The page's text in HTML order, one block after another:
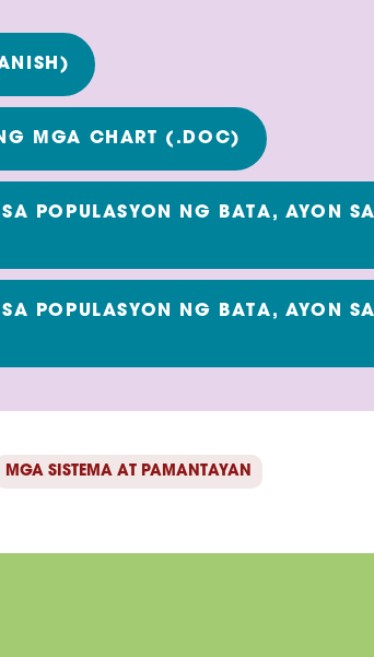
MGA CHART (.DOC)
POPULASYON NG BATA, AYON
POPULASYON NG BATA, AYON
MGA SISTEMA AT PAMANTAYAN